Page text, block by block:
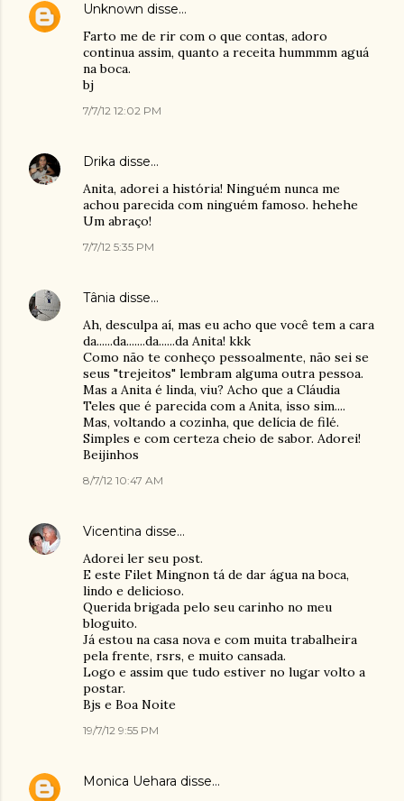
Unknown disse…
Farto me de rir com o que contas, adoro
continua assim, quanto a receita hummmm aguá
na boca.
bj
7/7/12 12:02 PM
Drika disse…
Anita, adorei a história! Ninguém nunca me
achou parecida com ninguém famoso. hehehe
Um abraço!
7/7/12 5:35 PM
Tânia disse…
Ah, desculpa aí, mas eu acho que você tem a cara
da......da.......da......da Anita! kkk
Como não te conheço pessoalmente, não sei se
seus "trejeitos" lembram alguma outra pessoa.
Mas a Anita é linda, viu? Acho que a Cláudia
Teles que é parecida com a Anita, isso sim....
Mas, voltando a cozinha, que delícia de filé.
Simples e com certeza cheio de sabor. Adorei!
Beijinhos
8/7/12 10:47 AM
Vicentina disse…
Adorei ler seu post.
E este Filet Mingnon tá de dar água na boca,
lindo e delicioso.
Querida brigada pelo seu carinho no meu
bloguito.
Já estou na casa nova e com muita trabalheira
pela frente, rsrs, e muito cansada.
Logo e assim que tudo estiver no lugar volto a
postar.
Bjs e Boa Noite
19/7/12 9:55 PM
Monica Uehara disse…